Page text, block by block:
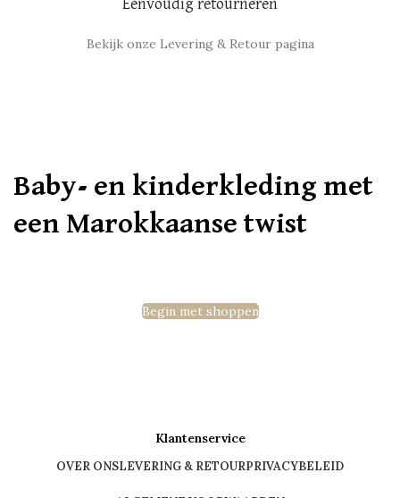
Eenvoudig retourneren
Bekijk onze Levering & Retour pagina
Baby- en kinderkleding met
een Marokkaanse twist
Begin met shoppen
Klantenservice
OVER ONSLEVERING & RETOURPRIVACYBELEID